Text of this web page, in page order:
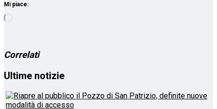
Mi piace:
Correlati
Ultime notizie